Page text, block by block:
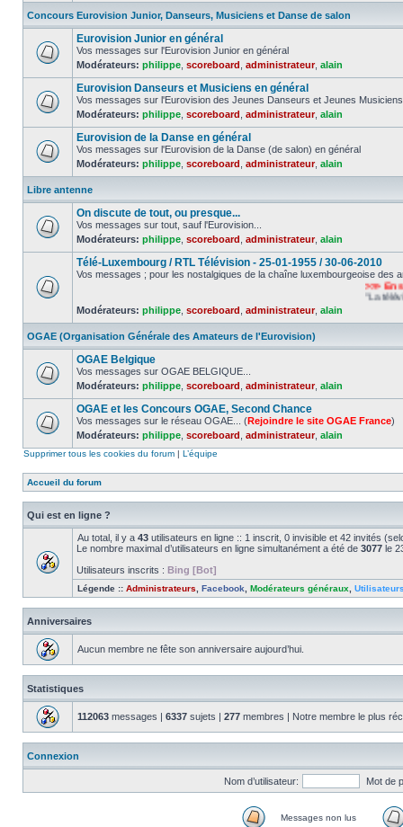
Concours Eurovision Junior, Danseurs, Musiciens et Danse de salon
Eurovision Junior en général
Vos messages sur l'Eurovision Junior en général
Modérateurs: philippe scoreboard administrateur, alain
Eurovision Danseurs et Musiciens en général
Vos messages sur l'Eurovision des Jeunes Danseurs et Jeunes
Modérateurs: philippe scoreboard administrateur, alain
Eurovision de la Danse en général
Vos messages sur l'Eurovision de la Danse (de salon) en général
Modérateurs: philippe scoreboard administrateur, alain
Libre antenne
On discute de tout, ou presque...
Vos messages sur tout, sauf l'Eurovision...
Modérateurs: philippe scoreboard administrateur, alain
Télé-Luxembourg / RTL Télévision - 25-01-1955 / 30-06-2010
Vos messages ; pour les nostalgiques de la chaîne luxembourgeoise des
>>> En
"La
Modérateurs: philippe scoreboard administrateur, alain
OGAE (Organisation Générale des Amateurs de l'Eurovision)
OGAE Belgique
Vos messages sur OGAE BELGIQUE...
Modérateurs: philippe scoreboard administrateur, alain
OGAE et les Concours OGAE, Second Chance
Vos messages sur le réseau OGAE... (Rejoindre le site OGAE France)
Modérateurs: philippe scoreboard administrateur, alain
Supprimer tous les cookies du forum | L’équipe
Accueil du forum
Qui est en ligne ?
Au total, il y a 43 utilisateurs en ligne :: 1 inscrit, 0 invisible et 42 invités
Le nombre maximal d’utilisateurs en ligne simultanément a été de 3077 le
Utilisateurs inscrits : Bing [Bot]
Légende :: Administrateurs Facebook Modérateurs généraux
Anniversaires
Aucun membre ne fête son anniversaire aujourd’hui.
Statistiques
112063 messages | 6337 sujets | 277 membres | Notre membre le plus
Connexion
Nom d’utilisateur: Mot de
Messages non lus